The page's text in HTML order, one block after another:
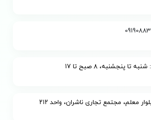
تا پنجشنبه، ۸ صبح تا ۱۷
معلم، مجتمع تجاری ناشران، واحد ۲۱۲